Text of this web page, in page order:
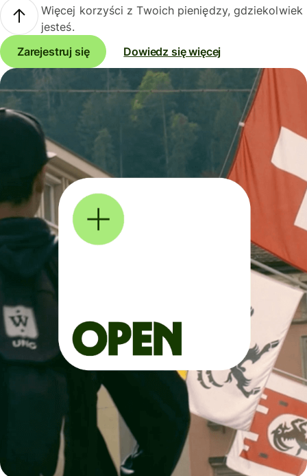
Więcej korzyści z Twoich pieniędzy, gdziekolwiek
jesteś.
Zarejestruj się
Dowiedz się więcej